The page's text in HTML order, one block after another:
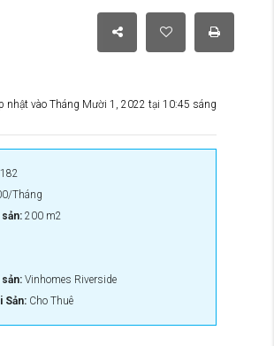
nhật vào Tháng Mười 1, 2022 tại 10:45 sáng
182
Tháng
200 m2
Vinhomes Riverside
Sản: Cho Thuê